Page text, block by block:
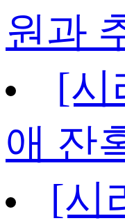
원과
[시
애 잔
[시